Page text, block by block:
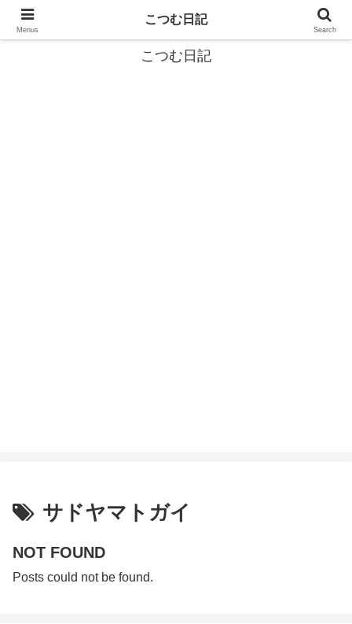
カタツムリから学ぶスローライフ🎓『こつむ日記』🐌
こつむ日記
サドヤマトガイ
NOT FOUND
Posts could not be found.
Menus
こつむ日記
Search